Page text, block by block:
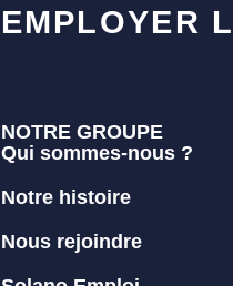
EMPLOYER
NOTRE GROUPE
Qui sommes-nous ?
Notre histoire
Nous rejoindre